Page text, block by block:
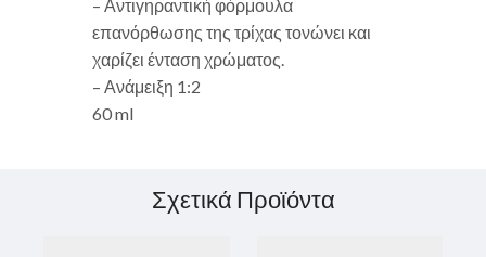
– Αντιγηραντική φόρμουλα
επανόρθωσης της τρίχας τονώνει και
χαρίζει ένταση χρώματος.
– Ανάμειξη 1:2
60 ml
Σχετικά Προϊόντα